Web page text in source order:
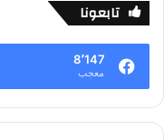
تابعونا
8٬147
معجب